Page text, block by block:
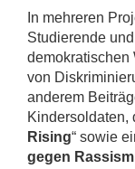
In mehreren
Studierende
demokratischen
von
anderem
Kindersoldaten,
Rising“ sowie
gegen